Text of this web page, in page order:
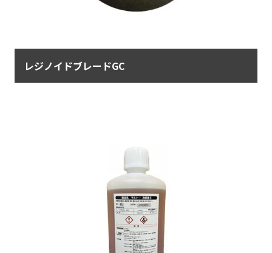
レジノイドブレードGC